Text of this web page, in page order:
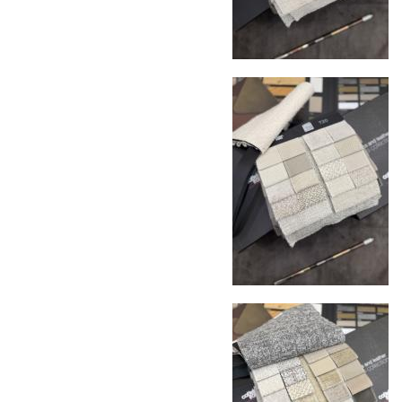
Стандартная доставка по
Москве осуществляется в течение 3-5 рабочих
дней. Для Московской области сроки зависят
от удалённости объекта и варьируются от 5 до
10 рабочих дней. Возможна срочная доставка
при наличии свободных логистических
Управление логистикой и контроль
Каждый заказ отслеживается в режиме
реального времени через систему GPS-
специалистов с опытом работы в
международной доставке обеспечивает
полную сохранность груза, соблюдение
температурного режима и защиту от